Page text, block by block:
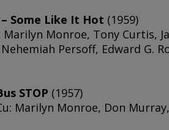
Some Like It Hot (1959)
Marilyn Monroe, Tony Curtis,
Nehemiah Persoff, Edward G.
STOP (1957)
Marilyn Monroe, Don